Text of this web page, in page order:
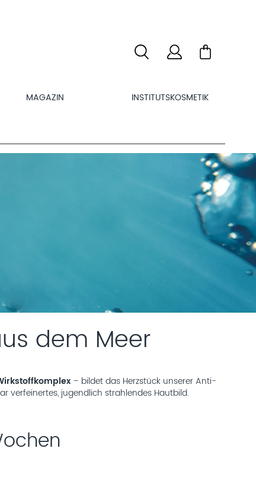
MAGAZIN INSTITUTSKOSMETIK
dem Meer
– bildet das Herzstück unserer Anti-
verfeinertes, jugendlich strahlendes Hautbild.